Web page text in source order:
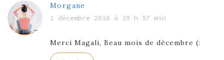
Morgane
1 décembre 2016 à 10 h 57 min
Merci Magali, Beau mois de décembre (: